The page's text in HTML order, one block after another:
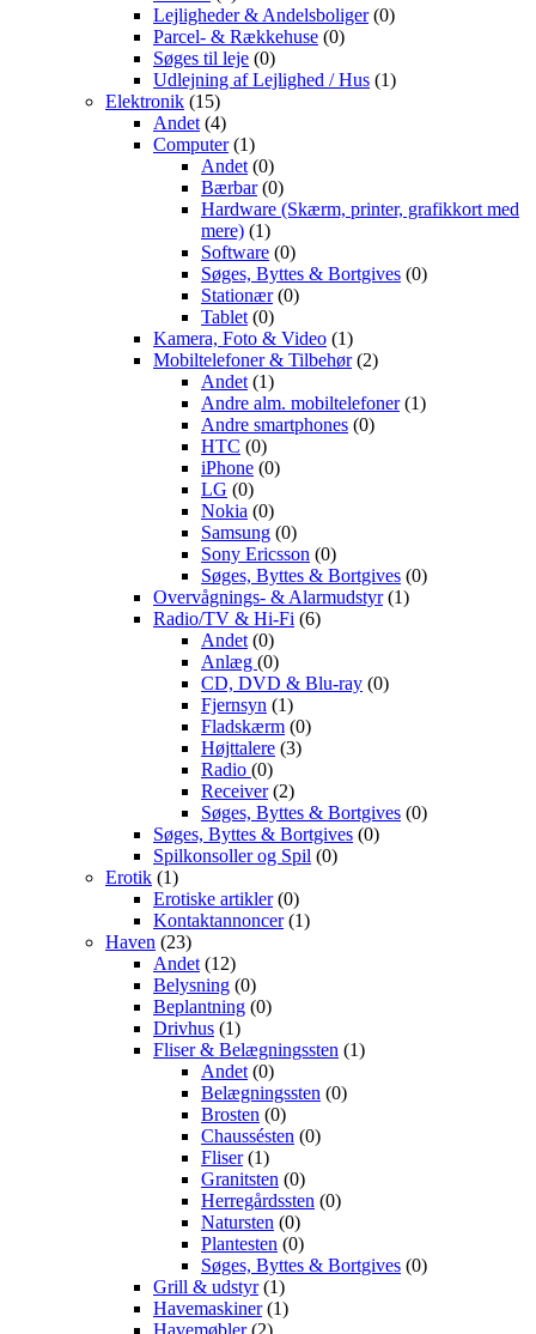
Lejligheder & Andelsboliger(0)
Parcel- & Rækkehuse (0)
Søges til leje (0)
Udlejning af Lejlighed / Hus (1)
Elektronik (15)
Andet (4)
Computer(1)
Andet (0)
Bærbar(0)
Hardware (Skærm, printer, grafikkort med
mere) (1)
Software (0)
Søges, Byttes & Bortgives (0)
Stationær(0)
Tablet (0)
Kamera, Foto & Video (1)
Mobiltelefoner & Tilbehør(2)
Andet (1)
Andre alm. mobiltelefoner(1)
Andre smartphones (0)
HTC (0)
iPhone (0)
LG (0)
Nokia (0)
Samsung (0)
Sony Ericsson (0)
Søges, Byttes & Bortgives (0)
Overvågnings- & Alarmudstyr(1)
Radio/TV & Hi-Fi (6)
Andet (0)
Anlæg (0)
CD, DVD & Blu-ray (0)
Fjernsyn (1)
Fladskærm (0)
Højttalere (3)
Radio (0)
Receiver(2)
Søges, Byttes & Bortgives (0)
Søges, Byttes & Bortgives (0)
Spilkonsoller og Spil (0)
Erotik (1)
Erotiske artikler(0)
Kontaktannoncer(1)
Haven (23)
Andet (12)
Belysning (0)
Beplantning (0)
Drivhus (1)
Fliser & Belægningssten (1)
Andet (0)
Belægningssten (0)
Brosten (0)
Chaussésten (0)
Fliser(1)
Granitsten (0)
Herregårdssten (0)
Natursten (0)
Plantesten (0)
Søges, Byttes & Bortgives (0)
Grill & udstyr(1)
Havemaskiner(1)
Havemøbler(2)